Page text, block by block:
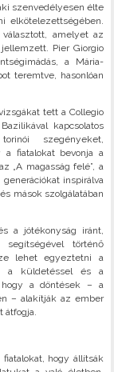
szenvedélyesen élte
elkötelezettségében.
amelyet az
Pier Giorgio
a Mária-
teremtve, hasonlóan
tett a Collegio
kapcsolatos
szegényeket,
a fiatalokat bevonja a
„A magasság felé”, a
inspirálva
mások szolgálatában
a jótékonyság iránt,
történő
lehet egyeztetni a
a küldetéssel és a
hogy a döntések – a
– alakítják az ember
átfogja.
hogy állítsák